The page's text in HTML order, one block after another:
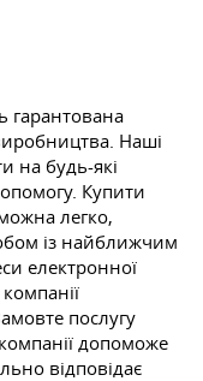
гарантована
Наші
на будь-які
Купити
легко,
із найближчим
електронної
послугу
допоможе
відповідає